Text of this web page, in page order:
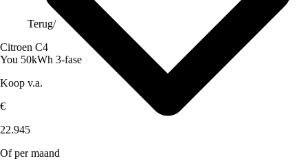
Terug/
Citroen C4
You 50kWh 3-fase
Koop v.a.
€
22.945
Of per maand